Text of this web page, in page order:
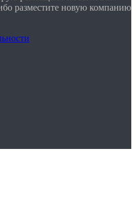
разместите новую компанию